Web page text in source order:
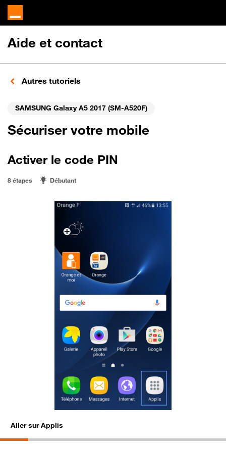
Aide et contact
Autres tutoriels
SAMSUNG Galaxy A5 2017 (SM-A520F)
Sécuriser votre mobile
Activer le code PIN
8 étapes Débutant
Aller sur Applis